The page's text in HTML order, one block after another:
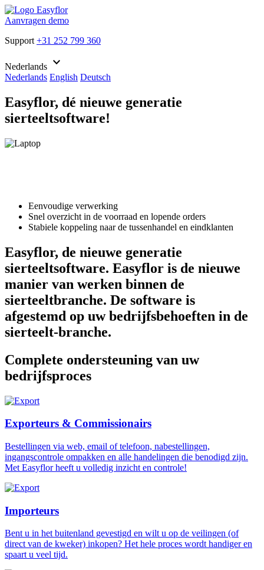
Aanvragen demo
Support +31 252 799 360
Nederlands keyboard_arrow_down
Nederlands English Deutsch
Easyflor, dé nieuwe generatie
sierteeltsoftware!
Eenvoudige verwerking
Snel overzicht in de voorraad en lopende orders
Stabiele koppeling naar de tussenhandel en eindklanten
Easyflor, de nieuwe generatie
sierteeltsoftware. Easyflor is de nieuwe
manier van werken binnen de
sierteeltbranche. De software is
afgestemd op uw bedrijfsbehoeften in de
sierteelt-branche.
Complete ondersteuning van uw
bedrijfsproces
Exporteurs & Commissionairs
Bestellingen via web, email of telefoon, nabestellingen,
ingangscontrole ompakken en alle handelingen die benodigd zijn.
Met Easyflor heeft u volledig inzicht en controle!
Importeurs
Bent u in het buitenland gevestigd en wilt u op de veilingen (of
direct van de kweker) inkopen? Het hele proces wordt handiger en
spaart u veel tijd.